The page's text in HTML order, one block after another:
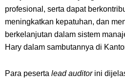
profesional, serta dapat
meningkatkan kepatuhan, dan
berkelanjutan dalam sistem
Hary dalam sambutannya di
Para peserta lead auditorini